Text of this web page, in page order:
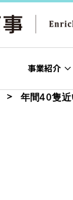
事業紹介
年間40隻近